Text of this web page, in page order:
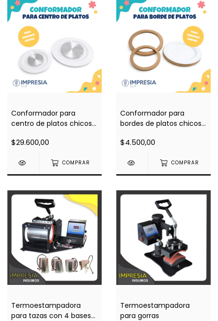
Conformador para
centro de platos chicos
plancha plana)
$29.600,00
COMPRAR
Conformador para
bordes de platos chicos
plancha plana)
$4.500,00
COMPRAR
Termoestampadora
para tazas con 4 bases
Termoestampadora
para gorras